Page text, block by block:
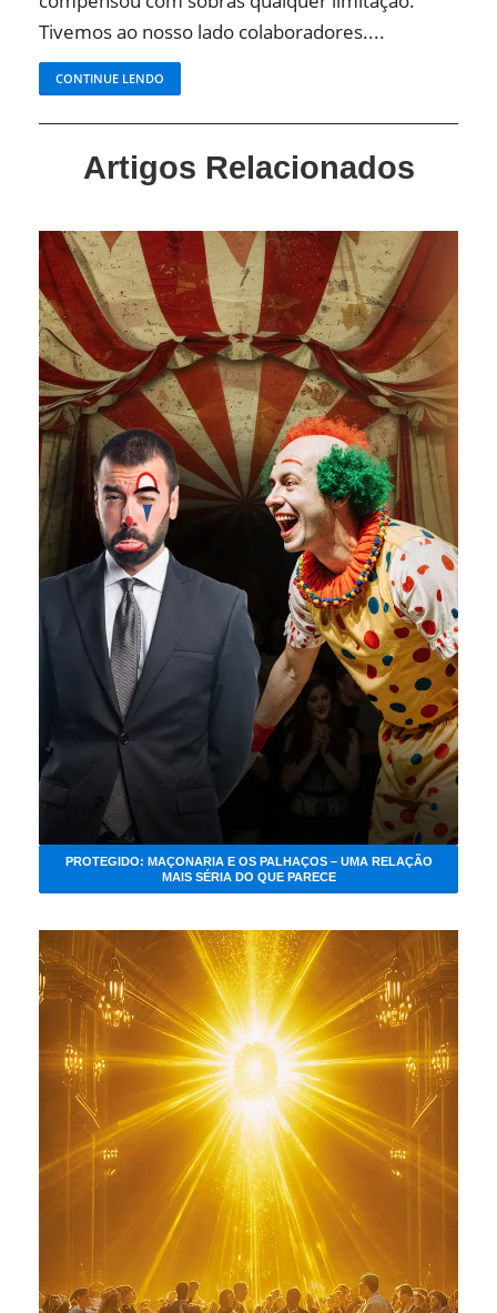
Tivemos ao nosso lado colaboradores....
CONTINUE LENDO
Artigos Relacionados
PROTEGIDO: MAÇONARIA E OS PALHAÇOS – UMA RELAÇÃO
MAIS SÉRIA DO QUE PARECE